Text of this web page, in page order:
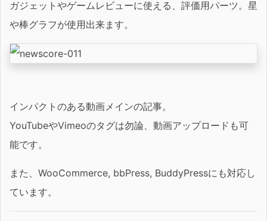
ガジェットやゲームレビューに使える、評価用パーツ。星
や棒グラフが使用出来ます。
インパクトのある動画メインの記事。
YouTubeやVimeoのタグは勿論、動画アップロードも可
能です。
また、WooCommerce, bbPress, BuddyPressにも対応し
ています。